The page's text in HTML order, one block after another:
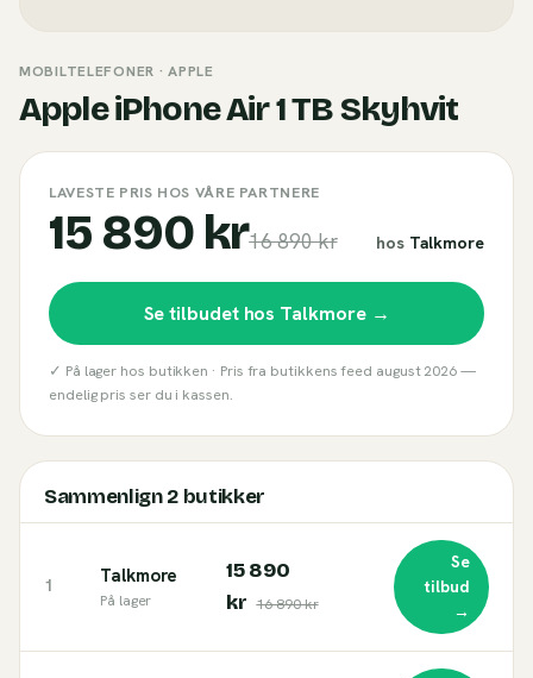
MOBILTELEFONER · APPLE
Apple iPhone Air 1 TB Skyhvit
LAVESTE PRIS HOS VÅRE PARTNERE
15 890 kr16 890 kr hos Talkmore
Se tilbudet hos Talkmore→
✓ På lager hos butikken · Pris fra butikkens feed august 2026—
endelig pris ser du i kassen.
Sammenlign2butikker
1 Talkmore
På lager
15 890
kr 16 890 kr
Se
tilbud
→